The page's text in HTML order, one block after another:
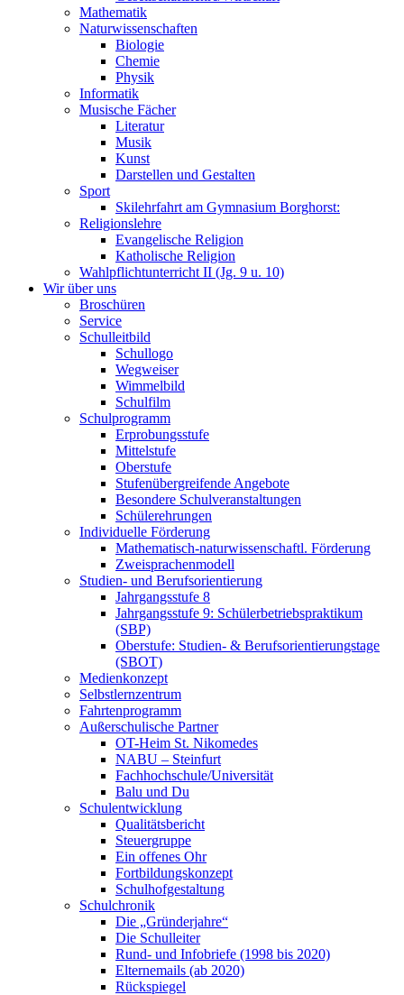
Mathematik
Naturwissenschaften
Biologie
Chemie
Physik
Informatik
Musische Fächer
Literatur
Musik
Kunst
Darstellen und Gestalten
Sport
Skilehrfahrt am Gymnasium Borghorst:
Religionslehre
Evangelische Religion
Katholische Religion
Wahlpflichtunterricht II (Jg. 9 u. 10)
Wir über uns
Broschüren
Service
Schulleitbild
Schullogo
Wegweiser
Wimmelbild
Schulfilm
Schulprogramm
Erprobungsstufe
Mittelstufe
Oberstufe
Stufenübergreifende Angebote
Besondere Schulveranstaltungen
Schülerehrungen
Individuelle Förderung
Mathematisch-naturwissenschaftl. Förderung
Zweisprachenmodell
Studien- und Berufsorientierung
Jahrgangsstufe 8
Jahrgangsstufe 9: Schülerbetriebspraktikum
(SBP)
Oberstufe: Studien- & Berufsorientierungstage
(SBOT)
Medienkonzept
Selbstlernzentrum
Fahrtenprogramm
Außerschulische Partner
OT-Heim St. Nikomedes
NABU – Steinfurt
Fachhochschule/Universität
Balu und Du
Schulentwicklung
Qualitätsbericht
Steuergruppe
Ein offenes Ohr
Fortbildungskonzept
Schulhofgestaltung
Schulchronik
Die „Gründerjahre“
Die Schulleiter
Rund- und Infobriefe (1998 bis 2020)
Elternemails (ab 2020)
Rückspiegel